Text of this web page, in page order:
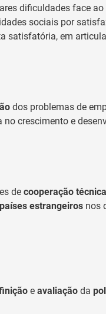
dificuldades face
sociais por
satisfatória, em
dos problemas de
no crescimento e
de cooperação técnica
estrangeiros nos
e avaliação da